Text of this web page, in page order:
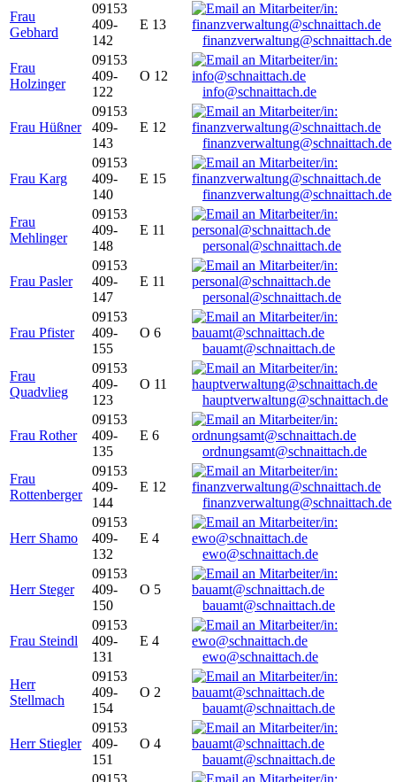
Frau
Gebhard
09153
409-
142
E 13
finanzverwaltung@schnaittach.de
Frau
Holzinger
09153
409-
122
O 12
info@schnaittach.de
Frau Hüßner
09153
409-
143
E 12
finanzverwaltung@schnaittach.de
Frau Karg
09153
409-
140
E 15
finanzverwaltung@schnaittach.de
Frau
Mehlinger
09153
409-
148
E 11
personal@schnaittach.de
Frau Pasler
09153
409-
147
E 11
personal@schnaittach.de
Frau Pfister
09153
409-
155
O 6
bauamt@schnaittach.de
Frau
Quadvlieg
09153
409-
123
O 11
hauptverwaltung@schnaittach.de
Frau Rother
09153
409-
135
E 6
ordnungsamt@schnaittach.de
Frau
Rottenberger
09153
409-
144
E 12
finanzverwaltung@schnaittach.de
Herr Shamo
09153
409-
132
E 4
ewo@schnaittach.de
Herr Steger
09153
409-
150
O 5
bauamt@schnaittach.de
Frau Steindl
09153
409-
131
E 4
ewo@schnaittach.de
Herr
Stellmach
09153
409-
154
O 2
bauamt@schnaittach.de
Herr Stiegler
09153
409-
151
O 4
bauamt@schnaittach.de